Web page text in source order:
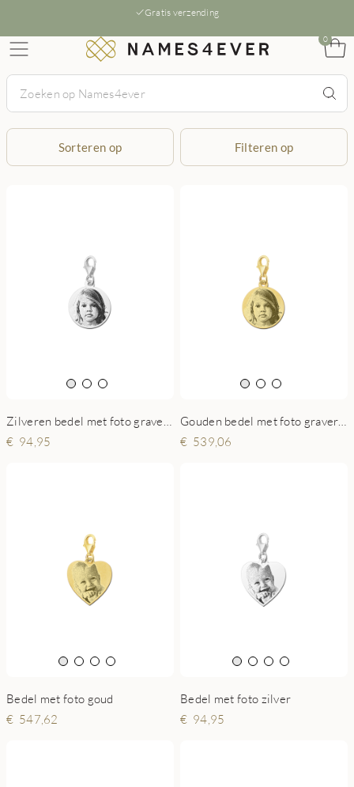
Gratis verzending
0
Sorteren op Filteren op
94,95
539,06
Bedel met foto goud
547,62
Bedel met foto zilver
94,95